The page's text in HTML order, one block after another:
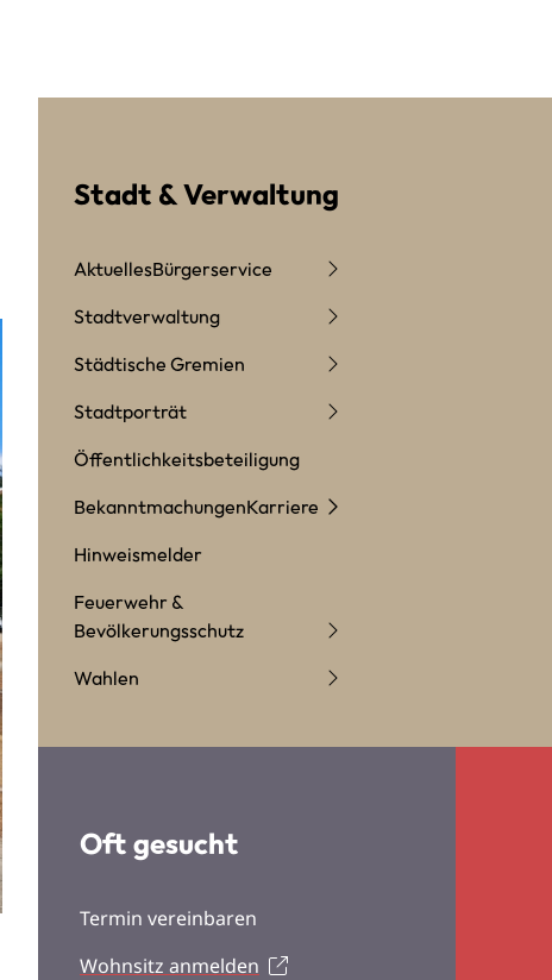
Stadt & Verwaltung
AktuellesBürgerservice
Stadtverwaltung
Städtische Gremien
Stadtporträt
Öffentlichkeitsbeteiligung
BekanntmachungenKarriere
Hinweismelder
Feuerwehr &
Bevölkerungsschutz
Wahlen
Oft gesucht
Termin vereinbaren
Wohnsitz anmelden